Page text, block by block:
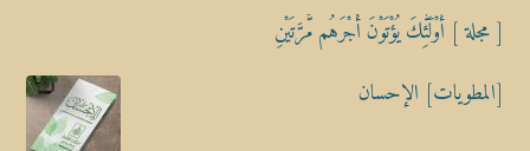
[ مجلة ] أُوْلَٰٓئِكَ يُؤْتَوْنَ أَجْرَهُم مَّرَّتَيْنِ
[المطويات] الإحسان